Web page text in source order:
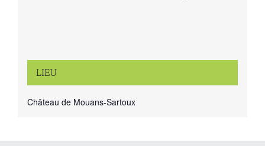
LIEU
Château de Mouans-Sartoux